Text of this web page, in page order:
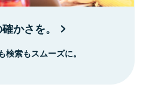
かさを。
索もスムーズに。